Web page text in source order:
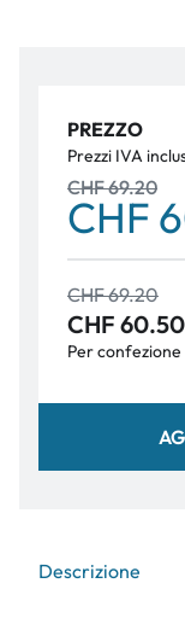
PREZZO
Prezzi IVA
CHF 69.20
CHF
CHF 69.20
CHF 60.50
Per confezione
Descrizione